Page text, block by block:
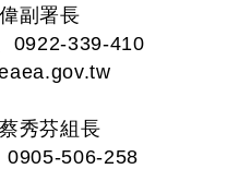
副署長
0922-339-410
秀芬組長
0905-506-258